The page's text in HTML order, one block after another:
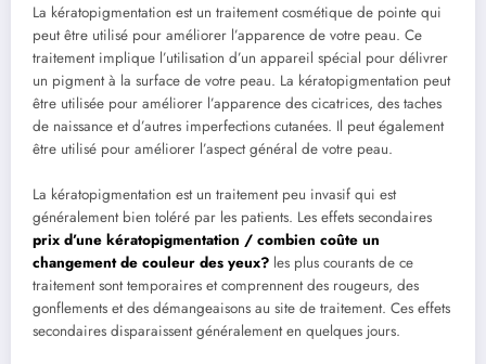
La kératopigmentation est un traitement cosmétique de pointe qui
peut être utilisé pour améliorer l’apparence de votre peau. Ce
traitement implique l’utilisation d’un appareil spécial pour délivrer
un pigment à la surface de votre peau. La kératopigmentation peut
être utilisée pour améliorer l’apparence des cicatrices, des taches
de naissance et d’autres imperfections cutanées. Il peut également
être utilisé pour améliorer l’aspect général de votre peau.
La kératopigmentation est un traitement peu invasif qui est
généralement bien toléré par les patients. Les effets secondaires
prix d’une kératopigmentation / combien coûte un
changement de couleur des yeux? les plus courants de ce
traitement sont temporaires et comprennent des rougeurs, des
gonflements et des démangeaisons au site de traitement. Ces effets
secondaires disparaissent généralement en quelques jours.